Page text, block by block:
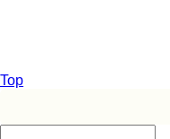
Top